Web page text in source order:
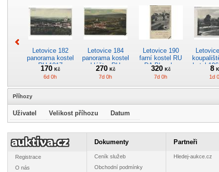
Letovice 182
panorama kostel
RU 1917
Blansko
170 Kč
6d 0h
Letovice 184
panorama kostel
klášter RU
Blansko
270 Kč
7d 0h
Letovice 190
farní kostel RU
DA Blansko
320 Kč
7d 0h
hotel 8
1d
Letovice V211
koupaliště bazén
hotel Orbis
Blansko
Letovice 202
panorama kostel
7d 0h
Letovice 203
panorama
7d
Příhozy
Uživatel Velikost příhozu Datum
Registrace
O nás
Dokumenty
Ceník služeb
Obchodní podmínky
Partneři
Hledej-aukce.cz